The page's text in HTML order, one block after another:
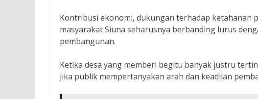
Kontribusi ekonomi, dukungan terhadap ketahanan
masyarakat Siuna seharusnya berbanding lurus
pembangunan.
Ketika desa yang memberi begitu banyak justru
jika publik mempertanyakan arah dan keadilan